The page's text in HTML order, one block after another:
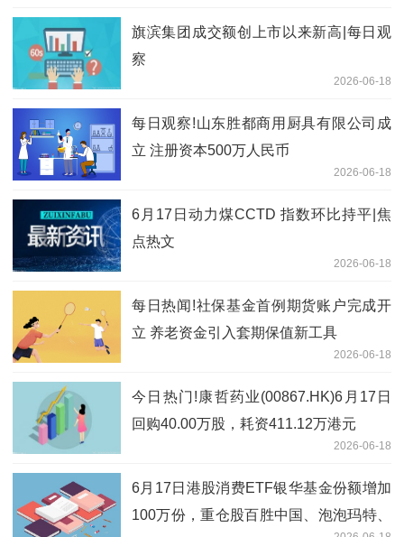
旗滨集团成交额创上市以来新高|每日观
察
2026-06-18
每日观察!山东胜都商用厨具有限公司成
立 注册资本500万人民币
2026-06-18
6月17日动力煤CCTD 指数环比持平|焦
点热文
2026-06-18
每日热闻!社保基金首例期货账户完成开
立 养老资金引入套期保值新工具
2026-06-18
今日热门!康哲药业(00867.HK)6月17日
回购40.00万股，耗资411.12万港元
2026-06-18
6月17日港股消费ETF银华基金份额增加
100万份，重仓股百胜中国、泡泡玛特、